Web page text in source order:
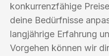
konkurrenzfähige
deine Bedürfnisse
langjährige Erfahrung
Vorgehen können wir